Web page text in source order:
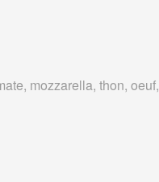
mozzarella, thon, oeuf,